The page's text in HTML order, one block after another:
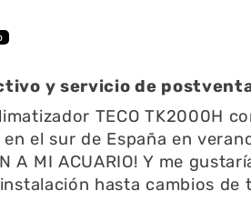
y servicio de
TECO TK2000H
el sur de España en
A MI ACUARIO! Y me
hasta cambios de